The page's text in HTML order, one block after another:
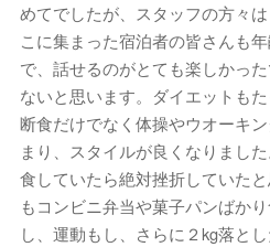
めてでしたが、スタッフの方々
こに集まった宿泊者の皆さんも
で、話せるのがとても楽しかっ
ないと思います。ダイエットもた
断食だけでなく体操やウオーキ
まり、スタイルが良くなりまし
食していたら絶対挫折していた
もコンビニ弁当や菓子パンばか
し、運動もし、さらに２kg落と